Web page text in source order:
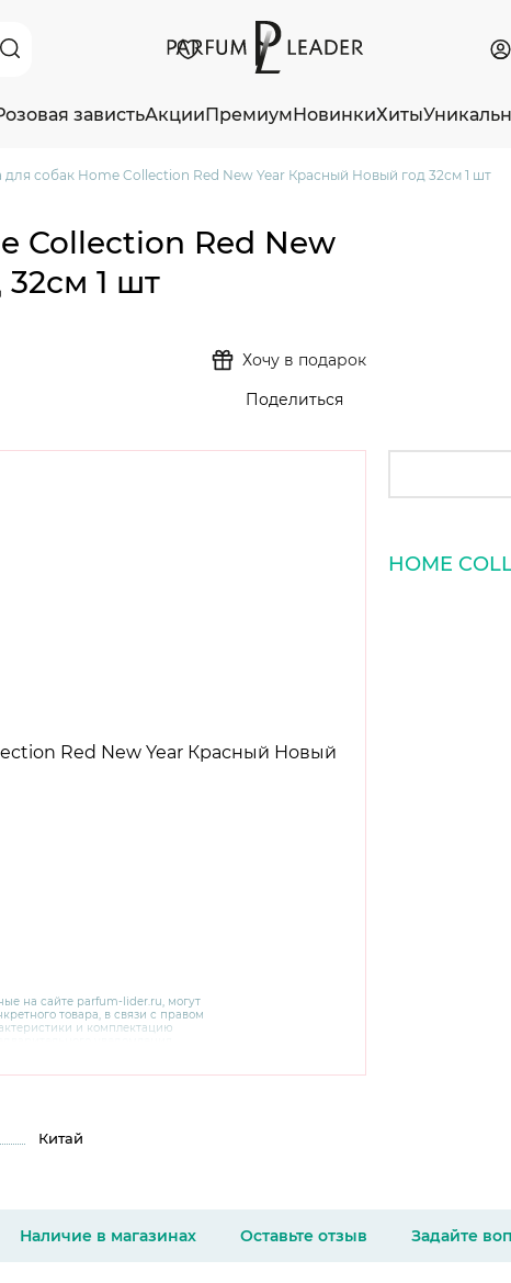
завистьАкцииПремиумНовинкиХиты
собак Home Collection Red New Year Красный Новый год 32см 1 шт
на сайте parfum-lider.ru, могут
товара, в связи с правом
и комплектацию
Collection Red New
1 шт
Хочу в подарок
Поделиться
Китай
HOME
Наличие в магазинах Оставьте отзыв Задайте